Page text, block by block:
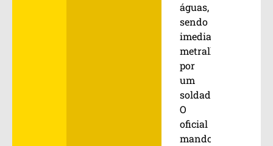
águas,
sendo
imediatamente
metralhado
por
um
soldado.
O
oficial
mandou